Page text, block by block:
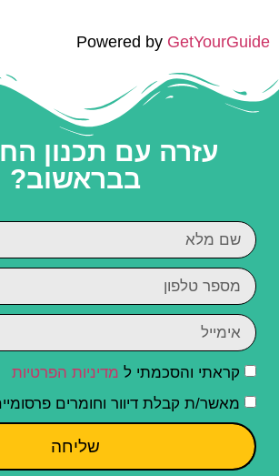
Powered by GetYourGuide
עזרה עם תכנון
בבראשוב?
קראתי והסכמתי ל מדיניות הפרטיות
מאשר/ת קבלת דיוור וחומרים
שליחה